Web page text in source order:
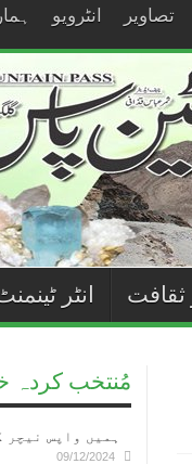
انٹرویو تصاویر
ثقافت انٹر
مُنتخب کردہ
ہمیں واپس نیچر
09/12/2024